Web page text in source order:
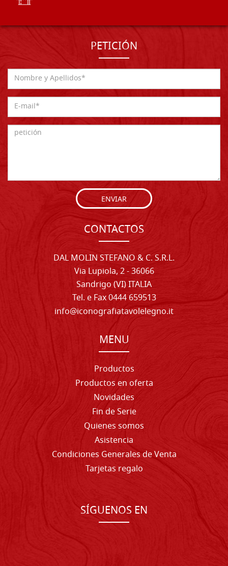
PETICIÓN
ENVIAR
CONTACTOS
DAL MOLIN STEFANO & C. S.R.L.
Via Lupiola, 2 - 36066
Sandrigo (VI) ITALIA
Tel. e Fax 0444 659513
info@iconografiatavolelegno.it
MENU
Productos
Productos en oferta
Novidades
Fin de Serie
Quienes somos
Asistencia
Condiciones Generales de Venta
Tarjetas regalo
SÍGUENOS EN